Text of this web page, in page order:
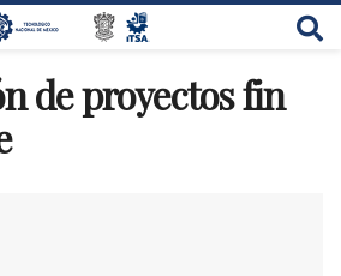
de proyectos fin
herramientas